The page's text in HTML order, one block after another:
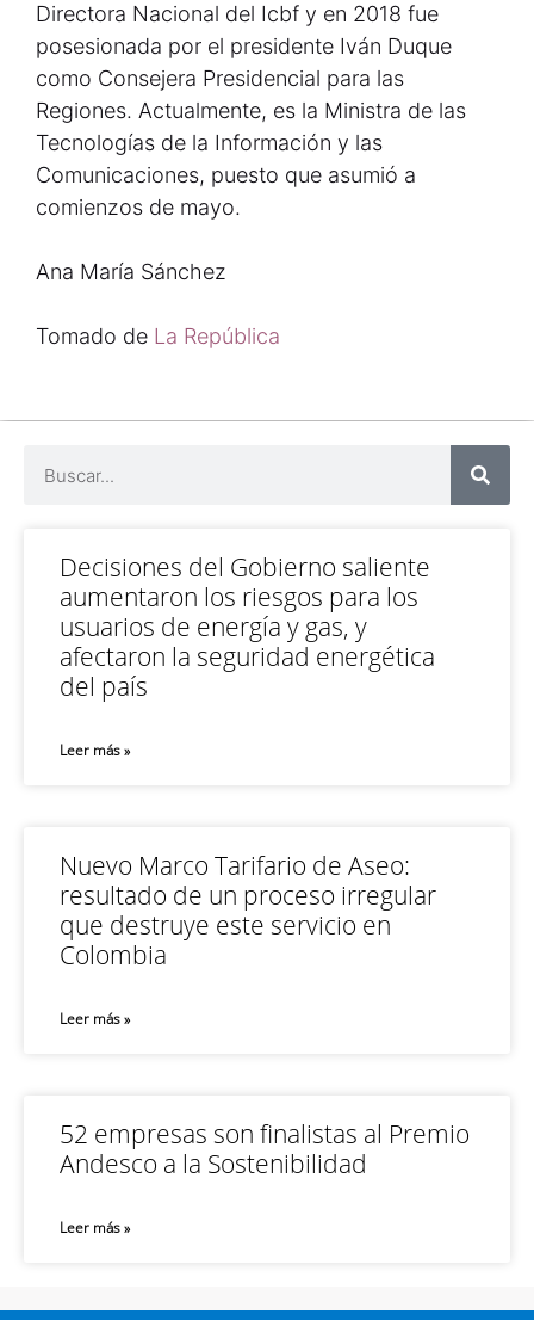
Directora Nacional del Icbf y en 2018 fue
posesionada por el presidente Iván Duque
como Consejera Presidencial para las
Regiones. Actualmente, es la Ministra de las
Tecnologías de la Información y las
Comunicaciones, puesto que asumió a
comienzos de mayo.
Ana María Sánchez
Tomado de La República
Decisiones del Gobierno saliente
aumentaron los riesgos para los
usuarios de energía y gas, y
afectaron la seguridad energética
del país
Leer más »
Nuevo Marco Tarifario de Aseo:
resultado de un proceso irregular
que destruye este servicio en
Colombia
Leer más »
52 empresas son finalistas al Premio
Andesco a la Sostenibilidad
Leer más »